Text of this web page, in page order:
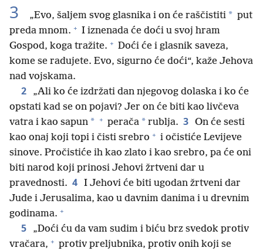
3 „Evo, šaljem svog glasnika i on će raščistiti * put
preda mnom. + I iznenada će doći u svoj hram
Gospod, koga tražite. + Doći će i glasnik saveza,
kome se radujete. Evo, sigurno će doći“, kaže Jehova
nad vojskama.
2
„Ali ko će izdržati dan njegovog dolaska i ko će
opstati kad se on pojavi? Jer on će biti kao livčeva
vatra i kao sapun * + perača * rublja. 3 On će sesti
kao onaj koji topi i čisti srebro + i očistiće Levijeve
sinove. Pročistiće ih kao zlato i kao srebro, pa će oni
biti narod koji prinosi Jehovi žrtveni dar u
pravednosti. 4 I Jehovi će biti ugodan žrtveni dar
Jude i Jerusalima, kao u davnim danima i u drevnim
godinama. +
5
„Doći ću da vam sudim i biću brz svedok protiv
vračara, + protiv preljubnika, protiv onih koji se